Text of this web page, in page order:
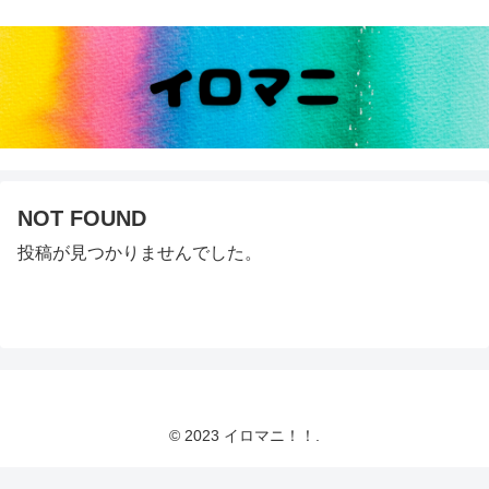
NOT FOUND
投稿が見つかりませんでした。
© 2023 イロマニ！！.